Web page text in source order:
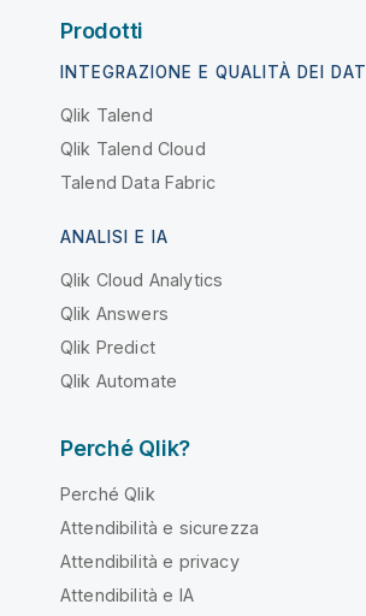
Prodotti
INTEGRAZIONE E QUALITÀ DEI DATI
Qlik Talend
Qlik Talend Cloud
Talend Data Fabric
ANALISI E IA
Qlik Cloud Analytics
Qlik Answers
Qlik Predict
Qlik Automate
Perché Qlik?
Perché Qlik
Attendibilità e sicurezza
Attendibilità e privacy
Attendibilità e IA